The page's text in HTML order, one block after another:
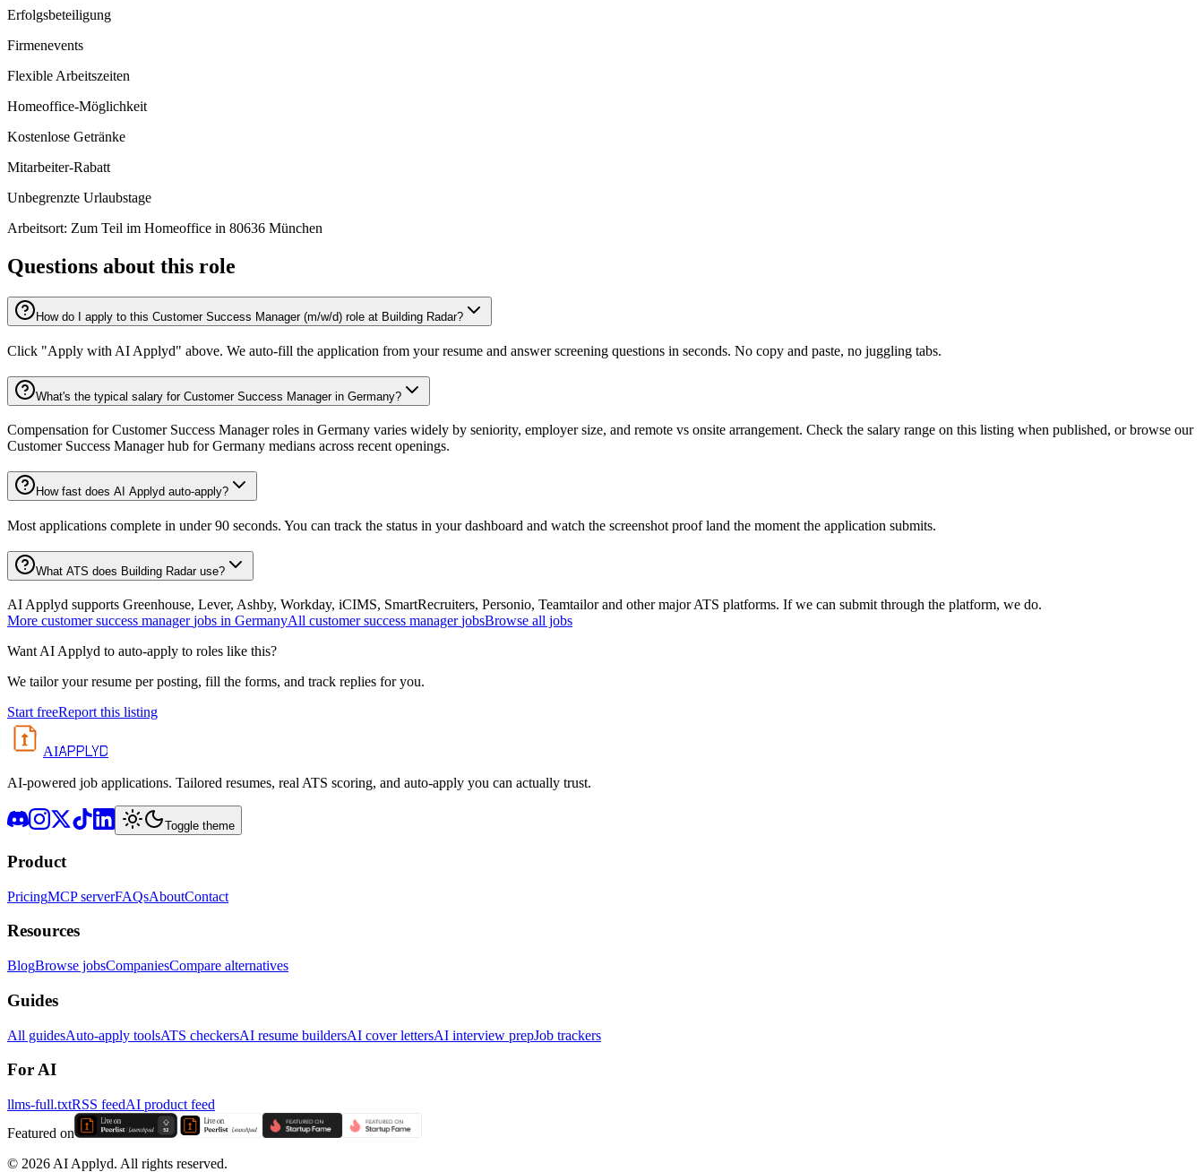
Erfolgsbeteiligung
Firmenevents
Flexible Arbeitszeiten
Homeoffice-Möglichkeit
Kostenlose Getränke
Mitarbeiter-Rabatt
Unbegrenzte Urlaubstage
Arbeitsort: Zum Teil im Homeoffice in 80636 München
Questions about this role
How do I apply to this Customer Success Manager (m/w/d) role at Building Radar?
Click "Apply with AI Applyd" above. We auto-fill the application from your resume and answer screening questions in seconds. No copy and paste, no juggling tabs.
What's the typical salary for Customer Success Manager in Germany?
Compensation for Customer Success Manager roles in Germany varies widely by seniority, employer size, and remote vs onsite arrangement. Check the salary range on this listing when published, or browse our
Customer Success Manager hub for Germany medians across recent openings.
How fast does AI Applyd auto-apply?
Most applications complete in under 90 seconds. You can track the status in your dashboard and watch the screenshot proof land the moment the application submits.
What ATS does Building Radar use?
AI Applyd supports Greenhouse, Lever, Ashby, Workday, iCIMS, SmartRecruiters, Personio, Teamtailor and other major ATS platforms. If we can submit through the platform, we do.
More customer success manager jobs in GermanyAll customer success manager jobsBrowse all jobs
Want AI Applyd to auto-apply to roles like this?
We tailor your resume per posting, fill the forms, and track replies for you.
Start freeReport this listing
AIAPPLYD
AI-powered job applications. Tailored resumes, real ATS scoring, and auto-apply you can actually trust.
Toggle theme
Product
PricingMCP serverFAQsAboutContact
Resources
BlogBrowse jobsCompaniesCompare alternatives
Guides
All guidesAuto-apply toolsATS checkersAI resume buildersAI cover lettersAI interview prepJob trackers
For AI
llms-full.txtRSS feedAI product feed
Featured on
© 2026 AI Applyd. All rights reserved.